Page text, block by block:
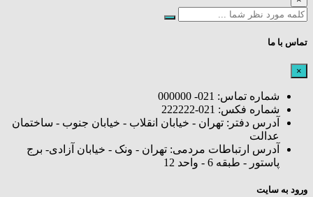
تماس با ما
×
شماره تماس: 021- 000000
شماره فکس: 021-222222
آدرس دفتر: تهران - خیابان انقلاب - خیابان جنوب - ساختمان
عدالت
آدرس ارتباطات مردمی: تهران - ونک - خیابان آزادی- برج
پاستور - طبقه 6 - واحد 12
ورود به سایت